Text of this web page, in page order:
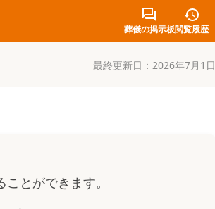
葬儀の掲示板閲覧履歴
最終更新日： 2026年7月1日
とができます。